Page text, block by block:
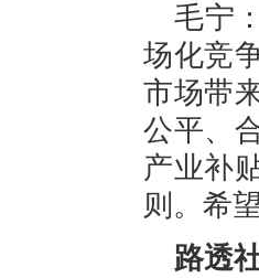
毛宁
场化竞
市场带
公平、
产业补
则。希
路透